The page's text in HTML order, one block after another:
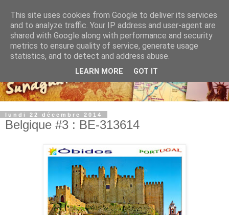
lundi 22 décembre 2014
Belgique #3 : BE-313614
This site uses cookies from Google to deliver its services
and to analyze traffic. Your IP address and user-agent are
shared with Google along with performance and security
metrics to ensure quality of service, generate usage
statistics, and to detect and address abuse.
LEARN MORE GOT IT